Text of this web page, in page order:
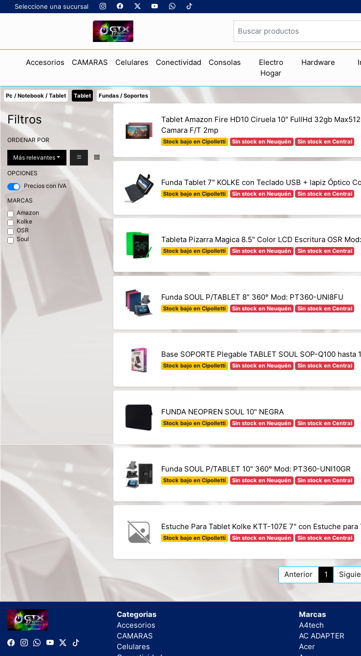
Seleccione una sucursal
Accesorios CAMARAS Celulares Conectividad Consolas
Electro
Hogar
Hardware
Pc / Notebook / Tablet Tablet Fundas / Soportes
Filtros
ORDENAR POR
Más relevantes
OPCIONES
Precios con IVA
MARCAS
Amazon
Kolke
OSR
Soul
Tablet Amazon Fire HD10 Ciruela 10" FullHd 32gb
Camara F/T 2mp
Stock bajo en Cipolletti Sin stock en Neuquén Sin stock en Central
Funda Tablet 7" KOLKE con Teclado USB + lapiz Óptico
Stock bajo en Cipolletti Sin stock en Neuquén Sin stock en Central
Tableta Pizarra Magica 8.5" Color LCD Escritura OSR
Stock bajo en Cipolletti Sin stock en Neuquén Sin stock en Central
Funda SOUL P/TABLET 8" 360° Mod: PT360-UNI8FU
Stock bajo en Cipolletti Sin stock en Neuquén Sin stock en Central
Base SOPORTE Plegable TABLET SOUL SOP-Q100
Stock bajo en Cipolletti Sin stock en Neuquén Sin stock en Central
FUNDA NEOPREN SOUL 10" NEGRA
Stock bajo en Cipolletti Sin stock en Neuquén Sin stock en Central
Funda SOUL P/TABLET 10" 360° Mod: PT360-UNI10GR
Stock bajo en Cipolletti Sin stock en Neuquén Sin stock en Central
Estuche Para Tablet Kolke KTT-107E 7" con Estuche
Stock bajo en Cipolletti Sin stock en Neuquén Sin stock en Central
Anterior 1
Categorias
Accesorios
CAMARAS
Celulares
Marcas
A4tech
AC ADAPTER
Acer